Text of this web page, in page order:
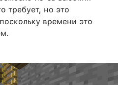
требует, но это
времени это